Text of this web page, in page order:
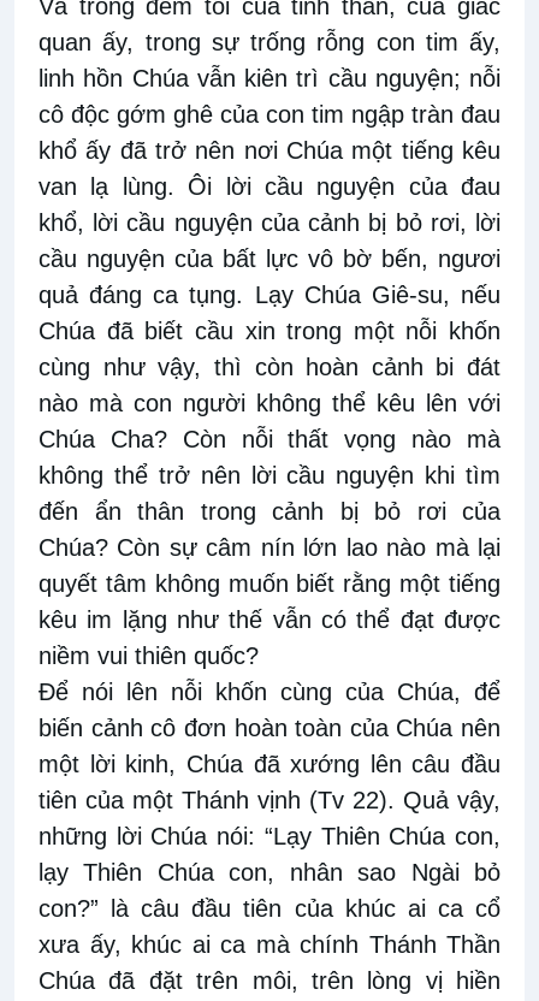
Và trong đêm tối của tinh thần, của giác
quan ấy, trong sự trống rỗng con tim ấy,
linh hồn Chúa vẫn kiên trì cầu nguyện; nỗi
cô độc gớm ghê của con tim ngập tràn đau
khổ ấy đã trở nên nơi Chúa một tiếng kêu
van lạ lùng. Ôi lời cầu nguyện của đau
khổ, lời cầu nguyện của cảnh bị bỏ rơi, lời
cầu nguyện của bất lực vô bờ bến, ngươi
quả đáng ca tụng. Lạy Chúa Giê-su, nếu
Chúa đã biết cầu xin trong một nỗi khốn
cùng như vậy, thì còn hoàn cảnh bi đát
nào mà con người không thể kêu lên với
Chúa Cha? Còn nỗi thất vọng nào mà
không thể trở nên lời cầu nguyện khi tìm
đến ẩn thân trong cảnh bị bỏ rơi của
Chúa? Còn sự câm nín lớn lao nào mà lại
quyết tâm không muốn biết rằng một tiếng
kêu im lặng như thế vẫn có thể đạt được
niềm vui thiên quốc?
Để nói lên nỗi khốn cùng của Chúa, để
biến cảnh cô đơn hoàn toàn của Chúa nên
một lời kinh, Chúa đã xướng lên câu đầu
tiên của một Thánh vịnh (Tv 22). Quả vậy,
những lời Chúa nói: “Lạy Thiên Chúa con,
lạy Thiên Chúa con, nhân sao Ngài bỏ
con?” là câu đầu tiên của khúc ai ca cổ
xưa ấy, khúc ai ca mà chính Thánh Thần
Chúa đã đặt trên môi, trên lòng vị hiền